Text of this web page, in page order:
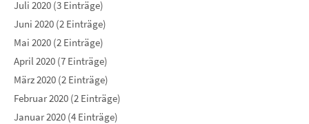
Juli 2020 (3 Einträge)
Juni 2020 (2 Einträge)
Mai 2020 (2 Einträge)
April 2020 (7 Einträge)
März 2020 (2 Einträge)
Februar 2020 (2 Einträge)
Januar 2020 (4 Einträge)